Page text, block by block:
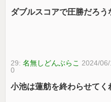
ダブルスコアで圧勝だろう
29:名無しどんぶらこ 2024/
0
小池は蓮舫を終わらせて